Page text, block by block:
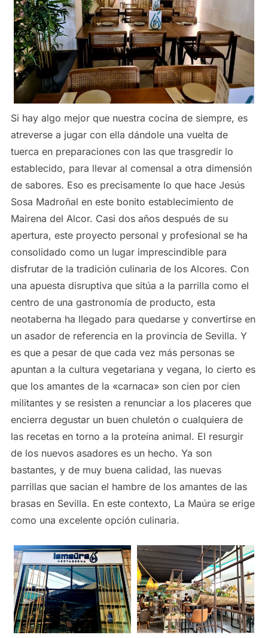
Si hay algo mejor que nuestra cocina de siempre, es
atreverse a jugar con ella dándole una vuelta de
tuerca en preparaciones con las que trasgredir lo
establecido, para llevar al comensal a otra dimensión
de sabores. Eso es precisamente lo que hace Jesús
Sosa Madroñal en este bonito establecimiento de
Mairena del Alcor. Casi dos años después de su
apertura, este proyecto personal y profesional se ha
consolidado como un lugar imprescindible para
disfrutar de la tradición culinaria de los Alcores. Con
una apuesta disruptiva que sitúa a la parrilla como el
centro de una gastronomía de producto, esta
neotaberna ha llegado para quedarse y convertirse en
un asador de referencia en la provincia de Sevilla. Y
es que a pesar de que cada vez más personas se
apuntan a la cultura vegetariana y vegana, lo cierto es
que los amantes de la «carnaca» son cien por cien
militantes y se resisten a renunciar a los placeres que
encierra degustar un buen chuletón o cualquiera de
las recetas en torno a la proteína animal. El resurgir
de los nuevos asadores es un hecho. Ya son
bastantes, y de muy buena calidad, las nuevas
parrillas que sacian el hambre de los amantes de las
brasas en Sevilla. En este contexto, La Maúra se erige
como una excelente opción culinaria.